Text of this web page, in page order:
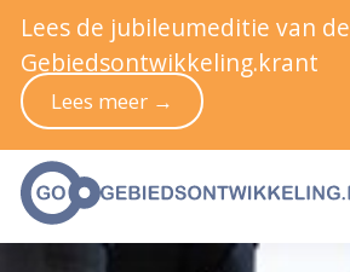
Lees de jubileumeditie van de
Gebiedsontwikkeling.krant
Lees meer →